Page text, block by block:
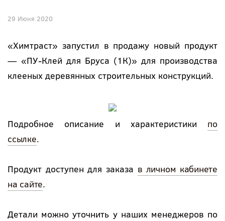
29 Июня 2020
«Химтраст» запустил в продажу новый продукт
— «ПУ-Клей для Бруса (1К)» для производства
клееных деревянных строительных конструкций.
Подробное описание и характеристики по
ссылке.
Продукт доступен для заказа в личном кабинете
на сайте.
Детали можно уточнить у наших менеджеров по